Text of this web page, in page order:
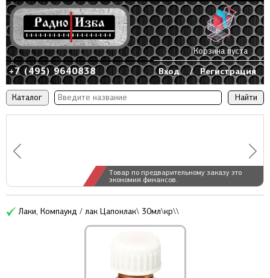
Каталог
Товар по предварительному заказу это
экономия финансов.
+7 (495) 9640838 Вход / Регистрация
Корзина пуста
Лаки, Компаунд / лак Цапонлак\ 30мл\кр\\